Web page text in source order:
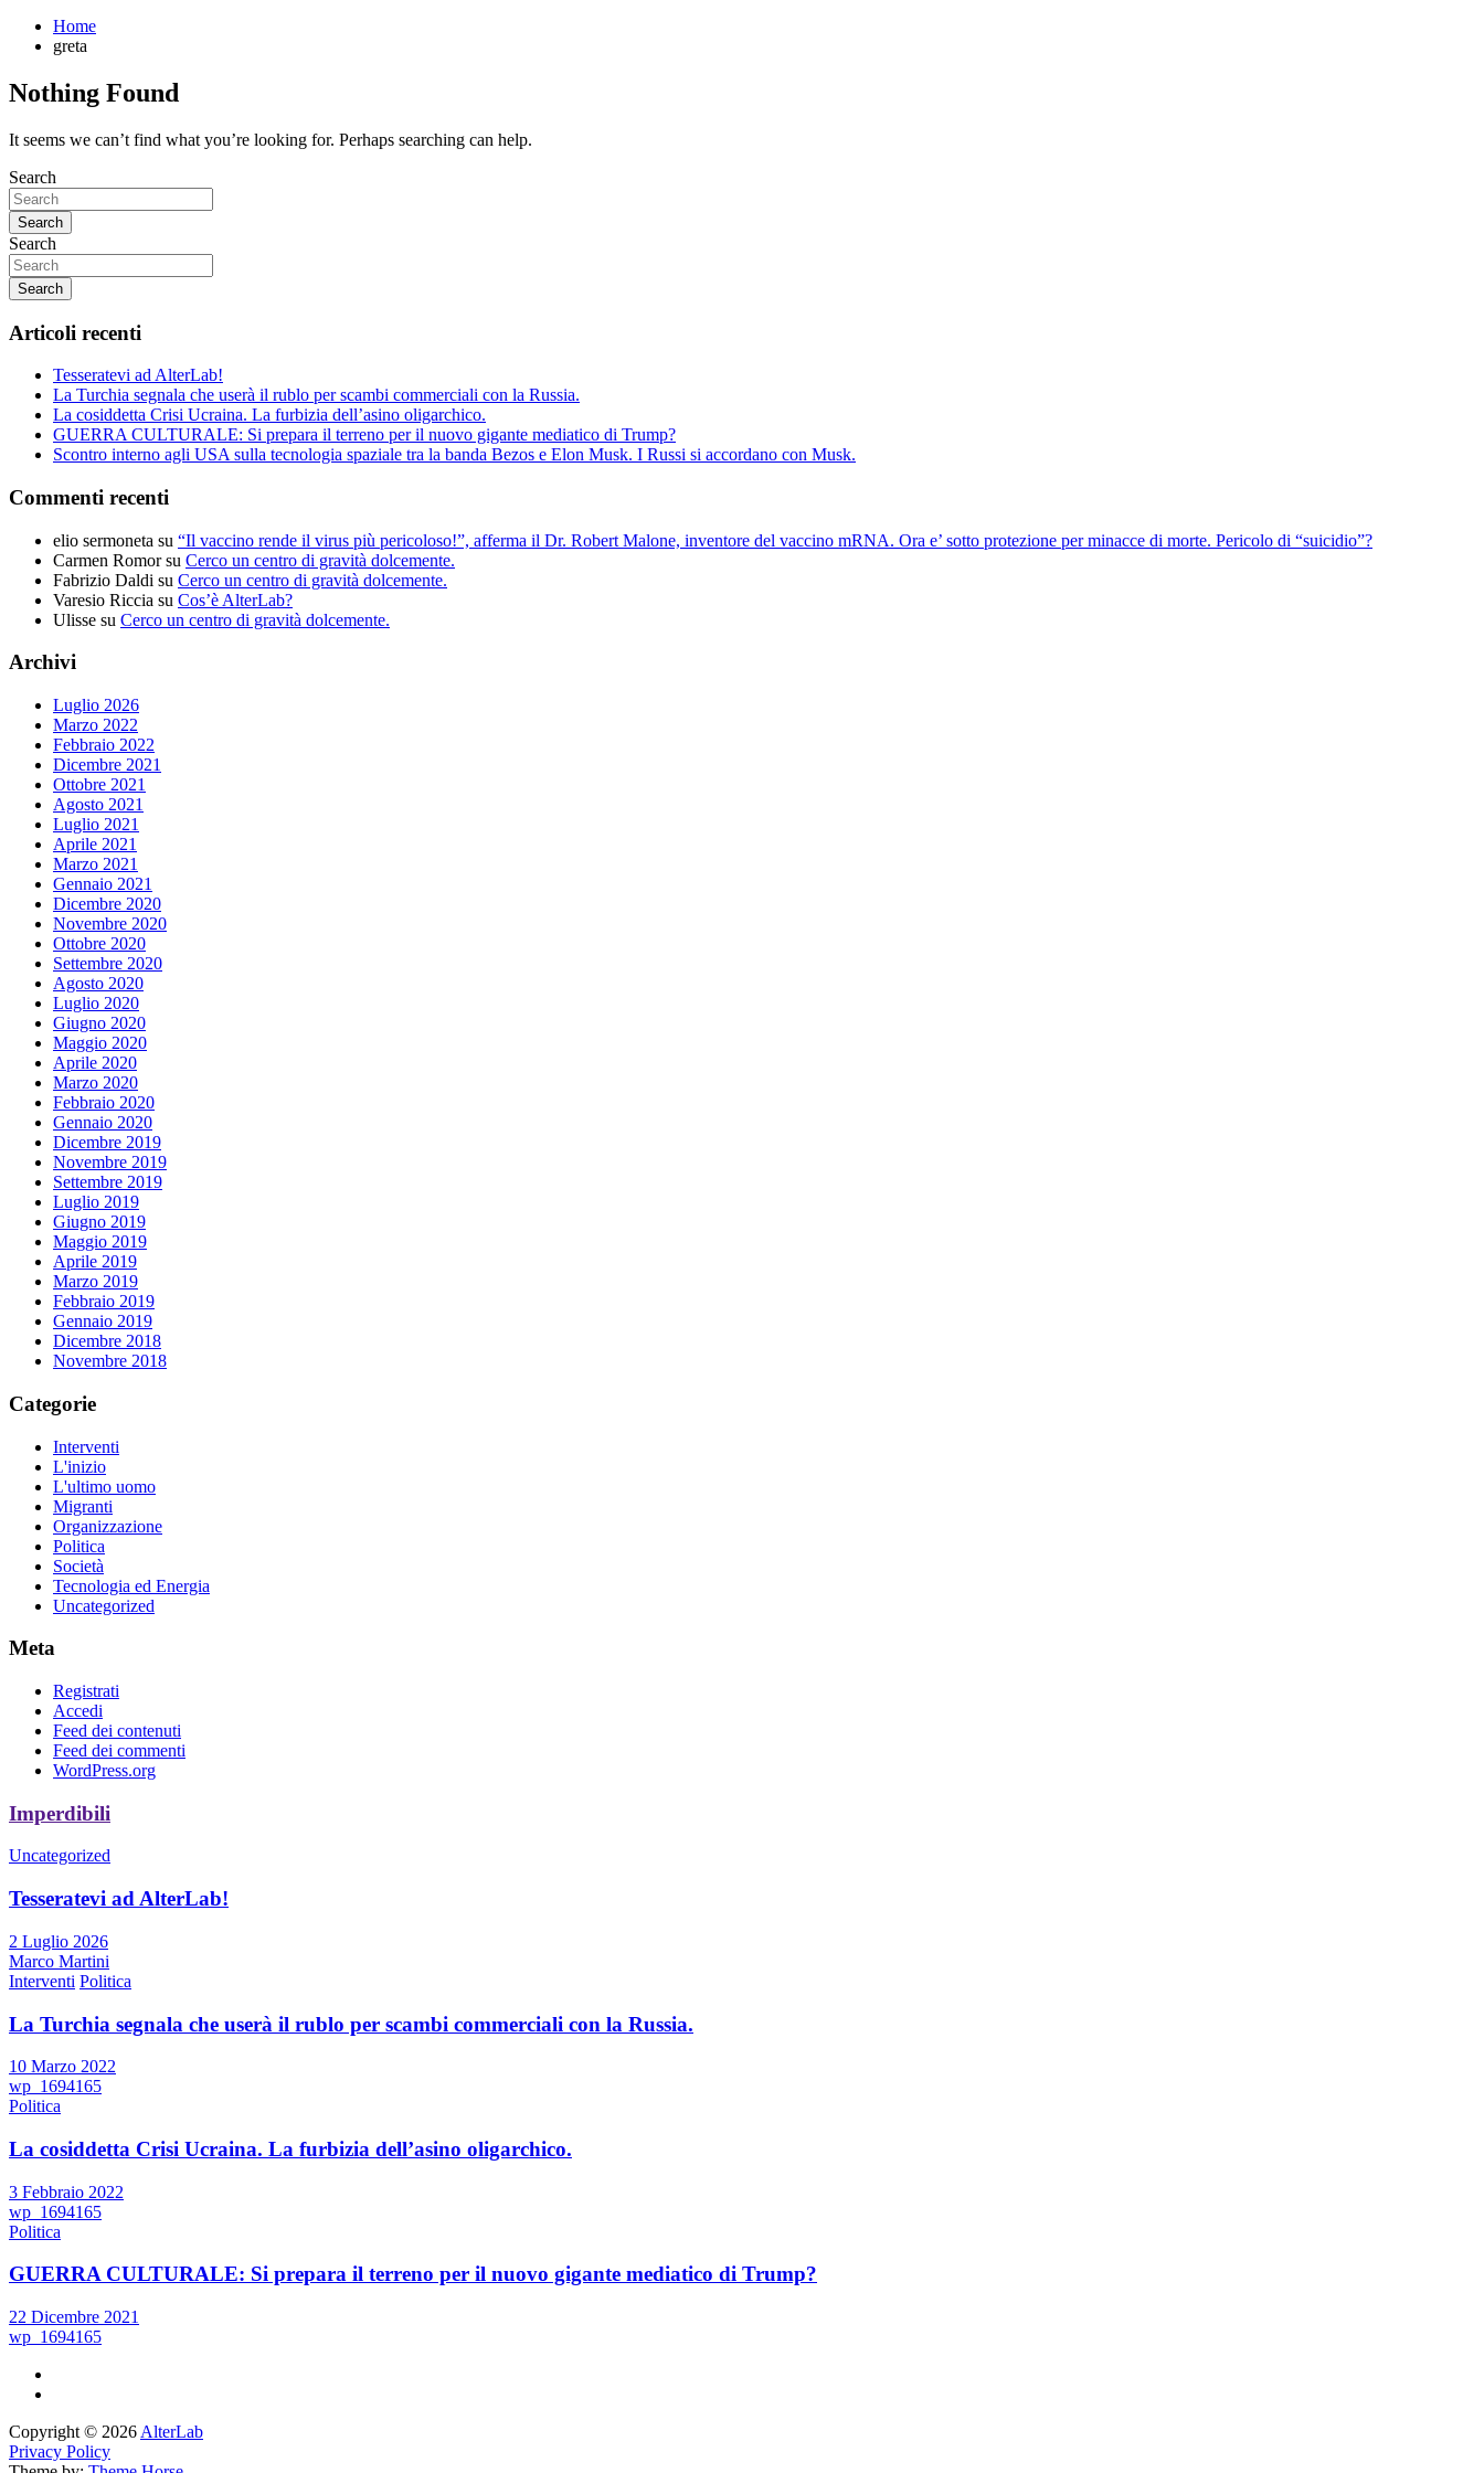
Home
greta
Nothing Found
It seems we can’t find what you’re looking for. Perhaps searching can help.
Search
Search
Search
Search
Articoli recenti
Tesseratevi ad AlterLab!
La Turchia segnala che userà il rublo per scambi commerciali con la Russia.
La cosiddetta Crisi Ucraina. La furbizia dell’asino oligarchico.
GUERRA CULTURALE: Si prepara il terreno per il nuovo gigante mediatico di Trump?
Scontro interno agli USA sulla tecnologia spaziale tra la banda Bezos e Elon Musk. I Russi si accordano con Musk.
Commenti recenti
elio sermoneta su “Il vaccino rende il virus più pericoloso!”, afferma il Dr. Robert Malone, inventore del vaccino mRNA. Ora e’ sotto protezione per minacce di morte. Pericolo di “suicidio”?
Carmen Romorsu Cerco un centro di gravità dolcemente.
Fabrizio Daldi su Cerco un centro di gravità dolcemente.
Varesio Riccia su Cos’è AlterLab?
Ulisse su Cerco un centro di gravità dolcemente.
Archivi
Luglio 2026
Marzo 2022
Febbraio 2022
Dicembre 2021
Ottobre 2021
Agosto 2021
Luglio 2021
Aprile 2021
Marzo 2021
Gennaio 2021
Dicembre 2020
Novembre 2020
Ottobre 2020
Settembre 2020
Agosto 2020
Luglio 2020
Giugno 2020
Maggio 2020
Aprile 2020
Marzo 2020
Febbraio 2020
Gennaio 2020
Dicembre 2019
Novembre 2019
Settembre 2019
Luglio 2019
Giugno 2019
Maggio 2019
Aprile 2019
Marzo 2019
Febbraio 2019
Gennaio 2019
Dicembre 2018
Novembre 2018
Categorie
Interventi
L'inizio
L'ultimo uomo
Migranti
Organizzazione
Politica
Società
Tecnologia ed Energia
Uncategorized
Meta
Registrati
Accedi
Feed dei contenuti
Feed dei commenti
WordPress.org
Imperdibili
Uncategorized
Tesseratevi ad AlterLab!
2 Luglio 2026
Marco Martini
Interventi Politica
La Turchia segnala che userà il rublo per scambi commerciali con la Russia.
10 Marzo 2022
wp_1694165
Politica
La cosiddetta Crisi Ucraina. La furbizia dell’asino oligarchico.
3 Febbraio 2022
wp_1694165
Politica
GUERRA CULTURALE: Si prepara il terreno per il nuovo gigante mediatico di Trump?
22 Dicembre 2021
wp_1694165
Copyright © 2026 AlterLab
Privacy Policy